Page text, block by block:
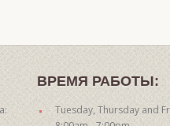
ВРЕМЯ РАБОТЫ:
Tuesday, Thursday and